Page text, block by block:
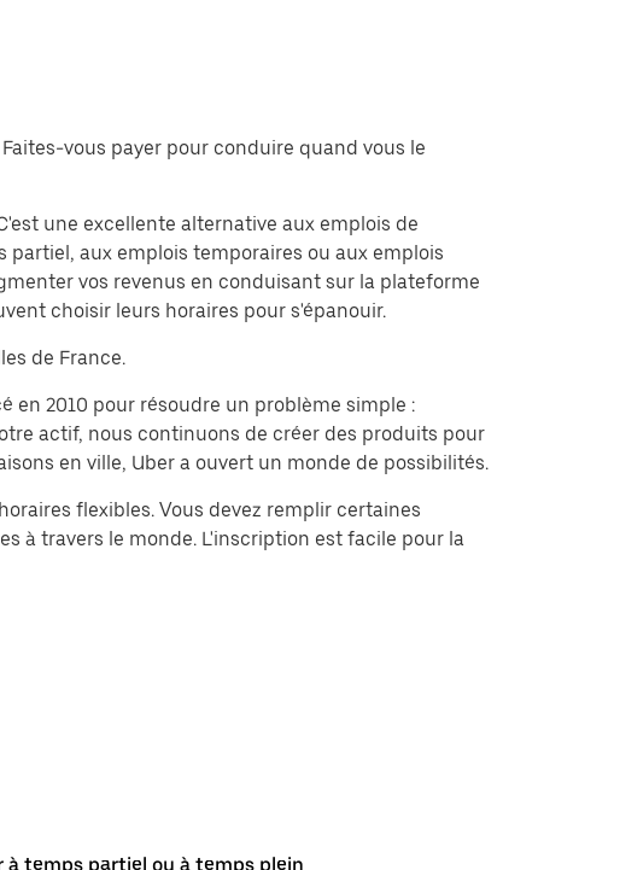
vous payer pour conduire quand vous le
une excellente alternative aux emplois de
aux emplois temporaires ou aux emplois
vos revenus en conduisant sur la plateforme
choisir leurs horaires pour s'épanouir.
de France.
en 2010 pour résoudre un problème simple :
actif, nous continuons de créer des produits pour
en ville, Uber a ouvert un monde de possibilités.
flexibles. Vous devez remplir certaines
à travers le monde. L'inscription est facile pour la
à temps partiel ou à temps plein